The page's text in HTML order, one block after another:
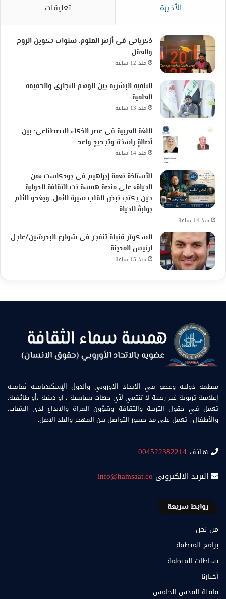
الأخيرة تعليقات
ذكرياتي في أزهر العلوم: سنوات تكوين الروح
والعقل
منذ 12 ساعة
التنمية البشرية بين الوهم التجاري والحقيقة
العلمية
منذ 13 ساعة
اللغة العربية في عصر الذكاء الاصطناعي: بين
أصالةٍ راسخة وتجديدٍ واعد
منذ 14 ساعة
الأستاذة نعمة إبراهيم في بودكاست «من
الحياة» على منصة همسة نت الثقافة الدولية…
حين يكتب نبض القلب سيرة الأمل، ويغدو الألم
بوابةً للحياة
منذ 14 ساعة
السكوتر قنبلة تنفجر في شوارع البدرشين/عاجل
لرئيس المدينة
منذ 15 ساعة
منظمة دولية وعضو في الاتحاد الاوروبي والدول الإسكندنافية ثقافية
إعلامية تربوية غير ربحية لا تنتمي لأي جهات سياسية ، او دينية ،أو طائفية.
تعمل في حقول التربية والثقافة وشؤون المراة والابداع لدى الشباب.
والأطفال . تعمل على مد جسور التواصل بين المهجر والبلد الاصل.
هاتف 004522382214
البريد الالكتروني info@hamsaat.co
روابط سريعة
من نحن
برامج المنظمة
نشاطات المنظمة
أخبارنا
قافلة القدس الخامس